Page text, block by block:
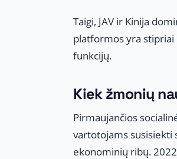
Taigi, JAV ir Kinija
platformos yra
funkcijų.
Kiek žmonių
Pirmaujančios
vartotojams susisiekti
ekonominių ribų.